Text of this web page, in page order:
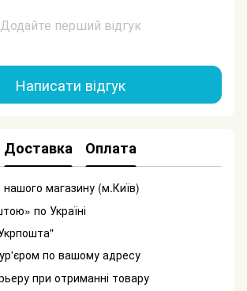
Додайте перший відгук
Написати відгук
Доставка Оплата
нашого магазину (м.Київ)
по Україні
по вашому адресу
при отриманні товару